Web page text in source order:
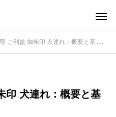
ご利益 御朱印 犬連れ：概要と基本情報
印 犬連れ：概要と基